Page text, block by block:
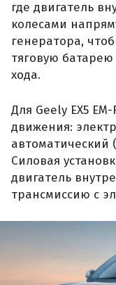
где двигатель
колесами
генератора,
тяговую
хода.
Для Geely EX5
движения:
автоматический
Силовая
двигатель
трансмиссию с